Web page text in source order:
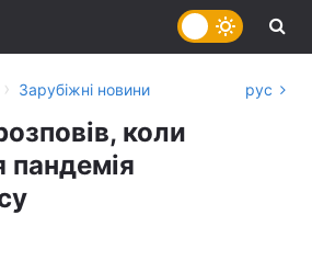
› Зарубіжні новини рус
коли
пандемія